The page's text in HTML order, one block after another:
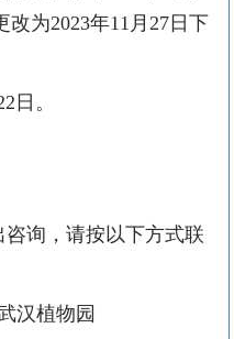
改为2023年11月27日下
日。
询，请按以下方式联
汉植物园